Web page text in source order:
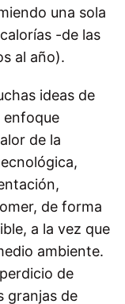
una sola
-de las
al año).
ideas de
enfoque
de la
de forma
a la vez que
ambiente.
de
granjas de